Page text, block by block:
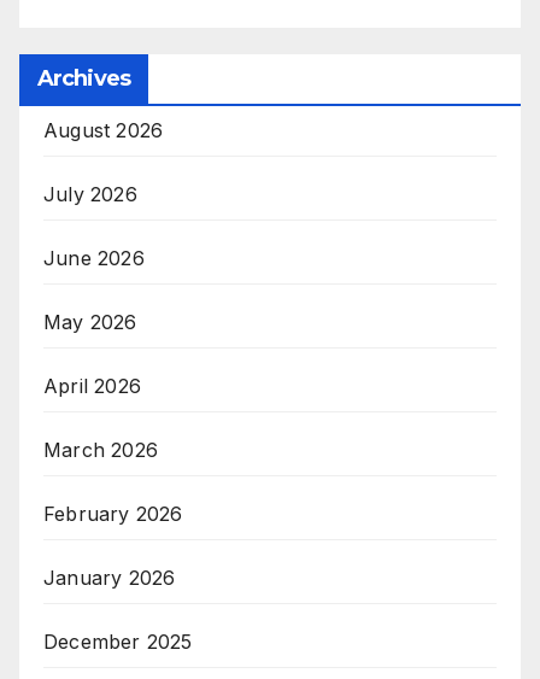
Archives
August 2026
July 2026
June 2026
May 2026
April 2026
March 2026
February 2026
January 2026
December 2025